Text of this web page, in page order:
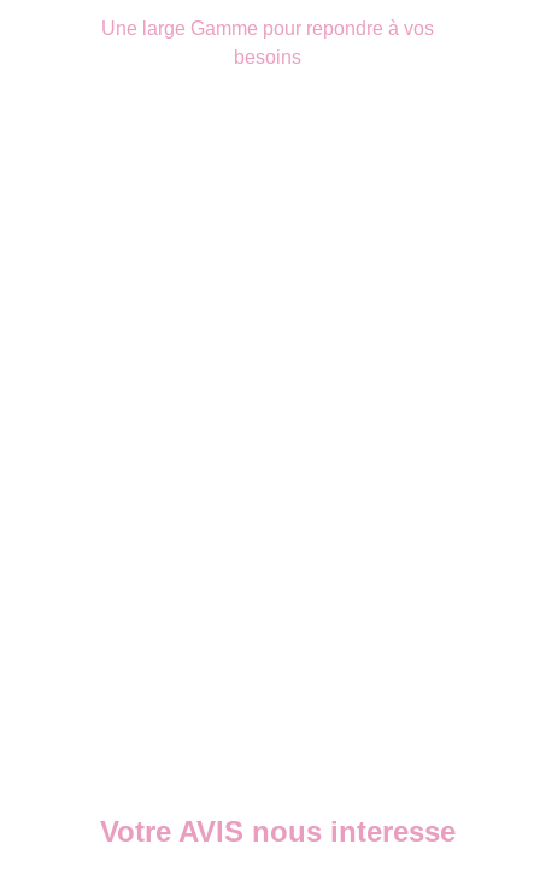
Une large Gamme pour repondre à vos
besoins
Votre AVIS nous interesse